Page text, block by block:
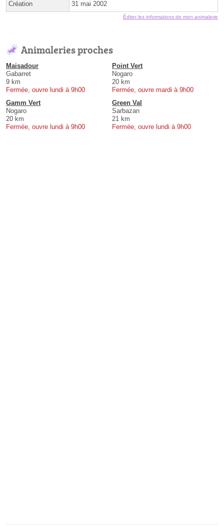
Création 31 mai 2002
Éditer les informations de mon animalerie
Animaleries proches
Maisadour
Gabarret
9 km
Fermée, ouvre lundi à 9h00
Point Vert
Nogaro
20 km
Fermée, ouvre mardi à 9h00
Gamm Vert
Nogaro
20 km
Fermée, ouvre lundi à 9h00
Green Val
Sarbazan
21 km
Fermée, ouvre lundi à 9h00